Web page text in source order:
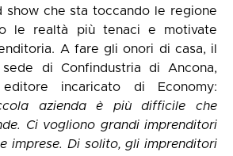
show che sta toccando le regione
le realtà più tenaci e motivate
A fare gli onori di casa, il
di Confindustria di Ancona,
incaricato di Economy:
azienda è più difficile che
Ci vogliono grandi imprenditori
imprese. Di solito, gli imprenditori